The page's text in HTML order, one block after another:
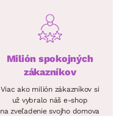
Milión spokojných
zákazníkov
Viac ako milión zákazníkov si
už vybralo náš e-shop
na zveľadenie svojho domova